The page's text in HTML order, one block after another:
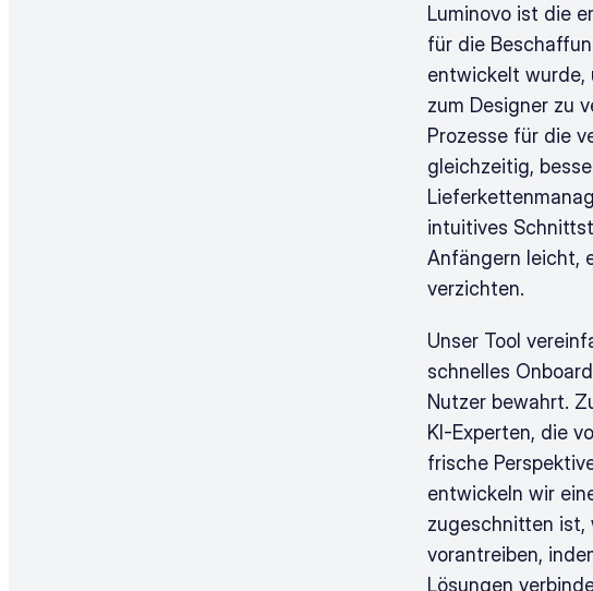
Luminovo ist die
für die
entwickelt wurde,
zum Designer zu
Prozesse für die
gleichzeitig,
intuitives
Anfängern leicht,
verzichten.
Unser Tool
schnelles
Nutzer bewahrt.
KI-Experten, die
frische
entwickeln wir
zugeschnitten ist,
vorantreiben,
Lösungen